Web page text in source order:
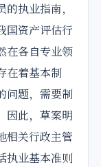
执业指南，
国资产评估行
在各自专业领
在着基本制
问题，需要制
因此，草案明
相关行政主管
执业基本准则